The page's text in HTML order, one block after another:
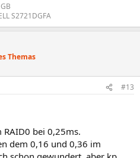
S2721DGFA
Themas
#13
RAID0 bei 0,25ms.
dem 0,16 und 0,36 im